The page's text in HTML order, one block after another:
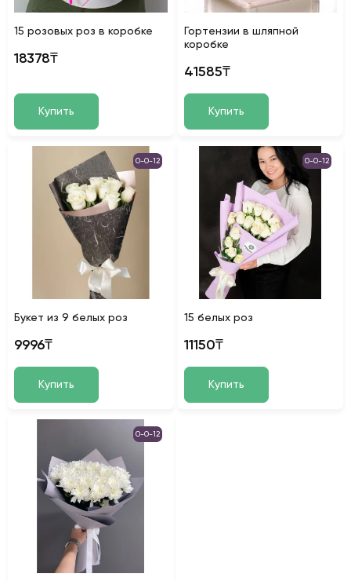
15 розовых роз в коробке
18378₸
Купить
Гортензии в шляпной
коробке
41585₸
Купить
0-0-12
Букет из 9 белых роз
9996₸
Купить
0-0-12
15 белых роз
11150₸
Купить
0-0-12